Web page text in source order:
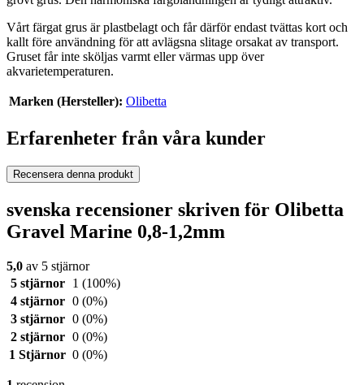
Vårt färgat grus är plastbelagt och får därför endast tvättas kort och
kallt före användning för att avlägsna slitage orsakat av transport.
Gruset får inte sköljas varmt eller värmas upp över
akvarietemperaturen.
Marken (Hersteller): Olibetta
Erfarenheter från våra kunder
Recensera denna produkt
svenska recensioner skriven för Olibetta
Gravel Marine 0,8-1,2mm
5,0 av 5 stjärnor
5 stjärnor
1 (100%)
4 stjärnor 0 (0%)
3 stjärnor 0 (0%)
2 stjärnor 0 (0%)
1 Stjärnor 0 (0%)